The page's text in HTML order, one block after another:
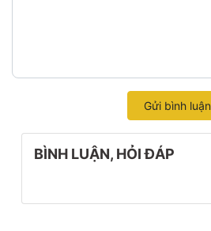
Gửi bình luận
BÌNH LUẬN, HỎI ĐÁP